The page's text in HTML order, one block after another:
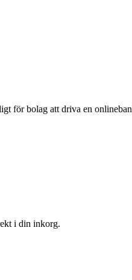
för bolag att driva en
i din inkorg.